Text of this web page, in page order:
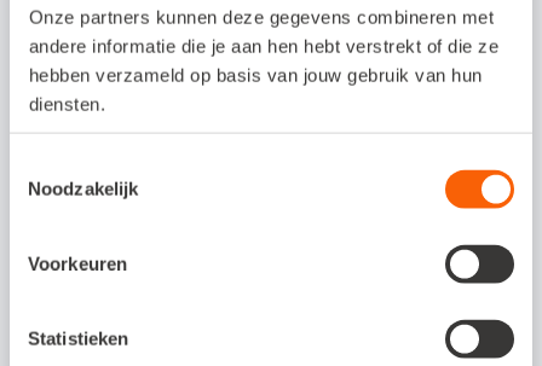
Onze partners kunnen deze gegevens combineren met
andere informatie die je aan hen hebt verstrekt of die ze
hebben verzameld op basis van jouw gebruik van hun
diensten.
Noodzakelijk
Voorkeuren
Statistieken
E-mailadres
Gegevens boekhouder / accountant